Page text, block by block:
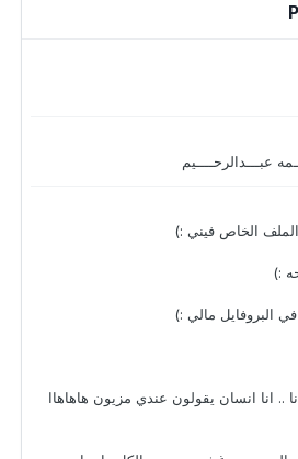
عبـــدالرحــــيم
الخاص فيني :)
:)
البروفايل مالي :)
.. انا انسان يقولون عندي مزيون هاهاهاا